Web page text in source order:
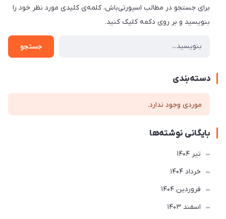
برای جستجو در مطالب اسپورتی‌باش، کلمه‌ی کلیدی مورد نظر خود را
بنویسید و بر روی دکمه کلیک کنید.
جستجو
دسته‌بندی
موردی وجود ندارد.
بایگانی نوشته‌ها
تير 1404
خرداد 1404
فروردین 1404
اسفند 1403